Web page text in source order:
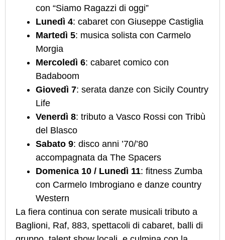
con “Siamo Ragazzi di oggi”
Lunedì 4: cabaret con Giuseppe Castiglia
Martedì 5: musica solista con Carmelo
Morgia
Mercoledì 6: cabaret comico con
Badaboom
Giovedì 7: serata danze con Sicily Country
Life
Venerdì 8: tributo a Vasco Rossi con Tribù
del Blasco
Sabato 9: disco anni ’70/’80
accompagnata da The Spacers
Domenica 10 / Lunedì 11: fitness Zumba
con Carmelo Imbrogiano e danze country
Western
La fiera continua con serate musicali tributo a
Baglioni, Raf, 883, spettacoli di cabaret, balli di